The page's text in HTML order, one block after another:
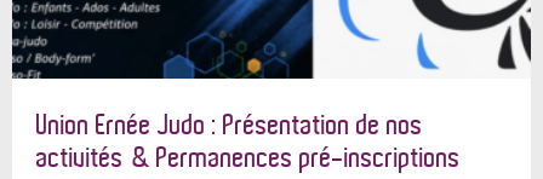
Union Ernée Judo : Présentation de nos
activités & Permanences pré-inscriptions